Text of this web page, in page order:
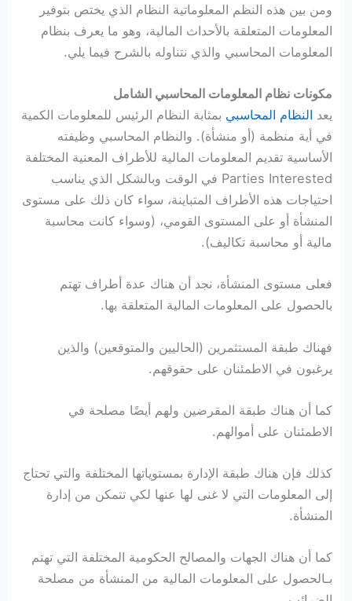
ومن بين هذه النظم المعلوماتية النظام الذي يختص بتوفير
المعلومات المتعلقة بالأحداث المالية، وهو ما يعرف بنظام
المعلومات المحاسبي والذي نتناوله بالشرح فيما يلي.
مكونات نظام المعلومات المحاسبي الشامل
يعد النظام المحاسبي بمثابة النظام الرئيس للمعلومات الكمية
في أية منظمة (أو منشأة). والنظام المحاسبي وظيفته
الأساسية تقديم المعلومات المالية للأطراف المعنية المختلفة
Parties Interested في الوقت وبالشكل الذي يناسب
احتياجات هذه الأطراف المتباينة، سواء كان ذلك على مستوى
المنشأة أو على المستوى القومي، (وسواء كانت محاسبة
مالية أو محاسبة تكاليف).
فعلى مستوى المنشأة، نجد أن هناك عدة أطراف تهتم
بالحصول على المعلومات المالية المتعلقة بها.
فهناك طبقة المستثمرين (الحاليين والمتوقعين) والذين
يرغبون في الاطمئنان على حقوقهم.
كما أن هناك طبقة المقرضين ولهم أيضًا مصلحة في
الاطمئنان على أموالهم.
كذلك فإن هناك طبقة الإدارة بمستوياتها المختلفة والتي تحتاج
إلى المعلومات التي لا غنى لها عنها لكي تتمكن من إدارة
المنشأة.
كما أن هناك الجهات والمصالح الحكومية المختلفة التي تهتم
بـالحصول على المعلومات المالية من المنشأة من مصلحة